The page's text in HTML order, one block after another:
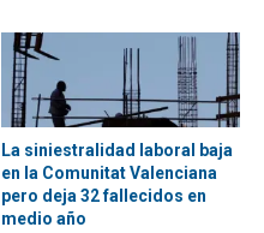
La siniestralidad laboral baja
en la Comunitat Valenciana
pero deja 32 fallecidos en
medio año